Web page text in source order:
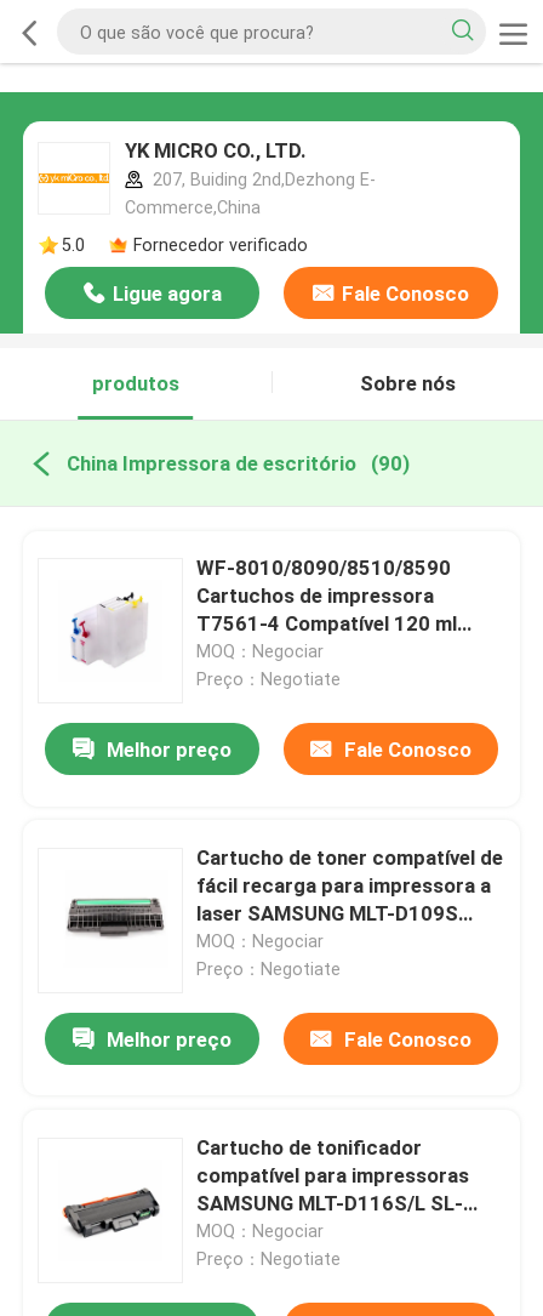
YK MICRO CO., LTD.
207, Buiding 2nd,Dezhong E-
Commerce,China
5.0
Fornecedor verificado
Ligue agora Fale Conosco
produtos Sobre nós
China Impressora de escritório (90)
WF-8010/8090/8510/8590
Cartuchos de impressora
T7561-4 Compatível 120 ml
Capacidade
Preto/Vermelho/Azul/Amarela
MOQ：Negociar
Preço：Negotiate
Melhor preço Fale Conosco
Cartucho de toner compatível de
fácil recarga para impressora a
laser SAMSUNG MLT-D109S
SCX-4300
MOQ：Negociar
Preço：Negotiate
Melhor preço Fale Conosco
Cartucho de tonificador
compatível para impressoras
SAMSUNG MLT-D116S/L SL-
M2676N/M2876HN/M2626D
MOQ：Negociar
Preço：Negotiate